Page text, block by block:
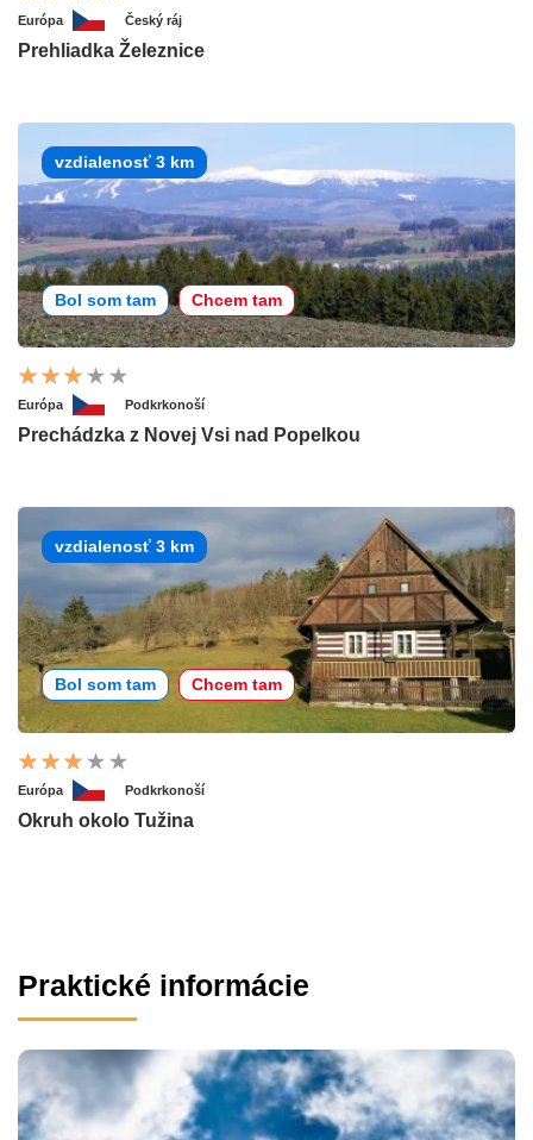
Európa Český ráj
Prehliadka Železnice
vzdialenosť 3 km
Bol som tam Chcem tam
Európa Podkrkonoší
Prechádzka z Novej Vsi nad Popelkou
vzdialenosť 3 km
Bol som tam Chcem tam
Európa Podkrkonoší
Okruh okolo Tužina
Praktické informácie